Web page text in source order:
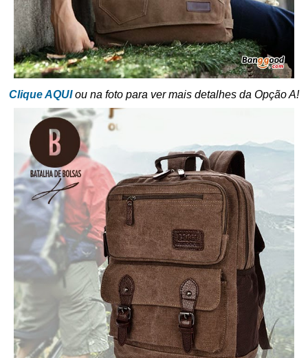
Clique AQUIou na foto para ver mais detalhes da Opção A!